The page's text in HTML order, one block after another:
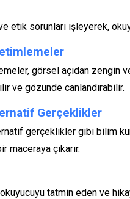
etik sorunları işleyerek,
görsel açıdan zengin
ve gözünde canlandırabilir.
Gerçeklikler
gerçeklikler gibi bilim
çıkarır.
okuyucuyu tatmin eden ve